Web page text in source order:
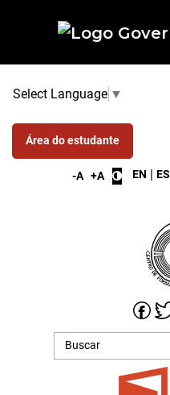
Select Language ▼
Área do estudante
-A +A EN | ES